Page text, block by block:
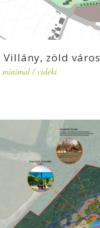
Villány, zöld város
minimal/vidéki